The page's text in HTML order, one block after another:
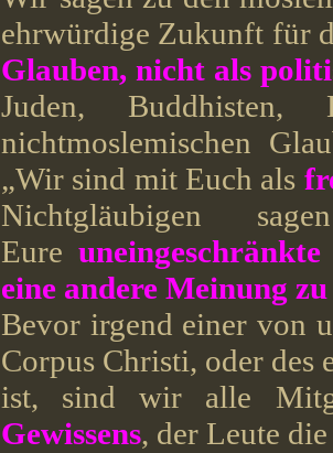
ehrwürdige Zukunft für
Glauben, nicht als
Juden, Buddhisten,
nichtmoslemischen
„Wir sind mit Euch als
Nichtgläubigen
Eure
eine andere Meinung
Bevor irgend einer von
Corpus Christi, oder des
ist, sind wir alle
Gewissens, der Leute